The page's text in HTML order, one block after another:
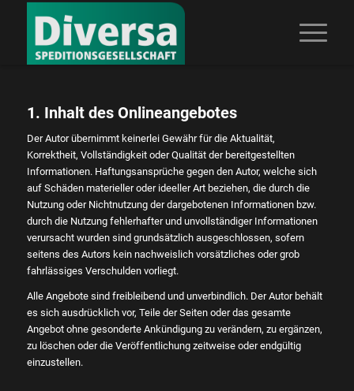
1. Inhalt des Onlineangebotes
Der Autor übernimmt keinerlei Gewähr für die Aktualität,
Korrektheit, Vollständigkeit oder Qualität der bereitgestellten
Informationen. Haftungsansprüche gegen den Autor, welche sich
auf Schäden materieller oder ideeller Art beziehen, die durch die
Nutzung oder Nichtnutzung der dargebotenen Informationen bzw.
durch die Nutzung fehlerhafter und unvollständiger Informationen
verursacht wurden sind grundsätzlich ausgeschlossen, sofern
seitens des Autors kein nachweislich vorsätzliches oder grob
fahrlässiges Verschulden vorliegt.
Alle Angebote sind freibleibend und unverbindlich. Der Autor behält
es sich ausdrücklich vor, Teile der Seiten oder das gesamte
Angebot ohne gesonderte Ankündigung zu verändern, zu ergänzen,
zu löschen oder die Veröffentlichung zeitweise oder endgültig
einzustellen.